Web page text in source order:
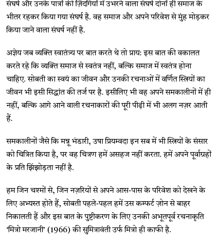
संघर्ष और उनके पात्रों की ज़िंदगियों में उभरने वाला संघर्ष दोनों ही समाज के
भीतर रहकर किया गया संघर्ष है. वह समाज और अपने परिवेश से मुंह मोड़कर
किया जाने वाला संघर्ष नहीं है.
अज्ञेय जब व्यक्ति स्वातंत्र्य पर बात करते थे तो प्राय: इस बात की वकालत
करते रहे कि व्यक्ति समाज से स्वतंत्र नहीं, बल्कि समाज में स्वतंत्र होना
चाहिए. सोबती का स्वयं का जीवन और उनकी रचनाओं में वर्णित स्त्रियों का
जीवन भी इसी सिद्धांत की तर्ज पर है. इसीलिए भी वह अपने समकालीनों में ही
नहीं, बल्कि आगे आने वाली रचनाकारों की पूरी पीढ़ी में भी अलग नज़र आती
हैं.
समकालीनों जैसे कि मन्नू भंडारी, उषा प्रियम्वदा इन सब में भी स्त्रियों के संसार
को चित्रित किया है, पर वह चित्रण हमें असहज नहीं करता. हमें अपने पूर्वाग्रहों
के प्रति झिंझोड़ता नहीं है.
हम जिन चश्मों से, जिन नज़रियों से अपने आस-पास के परिवेश को देखने के
लिए अभ्यस्त होते हैं, सोबती पहले-पहल हमें उस कम्फर्ट ज़ोन से बाहर
निकालती हैं और इस बात के पुष्टीकरण के लिए उनकी अभूतपूर्व रचनाकृति
‘मित्रो मरजानी’ (1966) की सुमित्रावंती उर्फ मित्रो ही काफी है.